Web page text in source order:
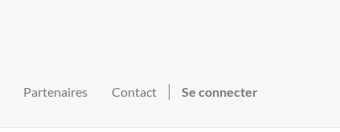
Partenaires Contact Se connecter